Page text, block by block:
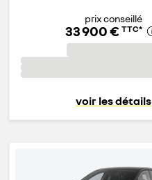
prix conseillé
33 900 € TTC*
voir les détails